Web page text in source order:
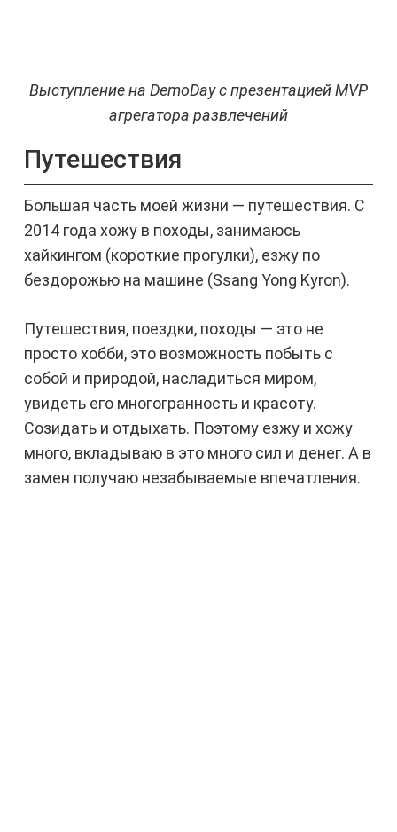
Выступление на DemoDay с презентацией MVP
агрегатора развлечений
Путешествия
Большая часть моей жизни — путешествия. С
2014 года хожу в походы, занимаюсь
хайкингом (короткие прогулки), езжу по
бездорожью на машине (Ssang Yong Kyron).
Путешествия, поездки, походы — это не
просто хобби, это возможность побыть с
собой и природой, насладиться миром,
увидеть его многогранность и красоту.
Созидать и отдыхать. Поэтому езжу и хожу
много, вкладываю в это много сил и денег. А в
замен получаю незабываемые впечатления.